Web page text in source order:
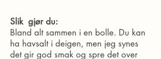
Slik gjør du:
Bland alt sammen i en bolle. Du kan
ha havsalt i deigen, men jeg synes
det gir god smak og spre det over